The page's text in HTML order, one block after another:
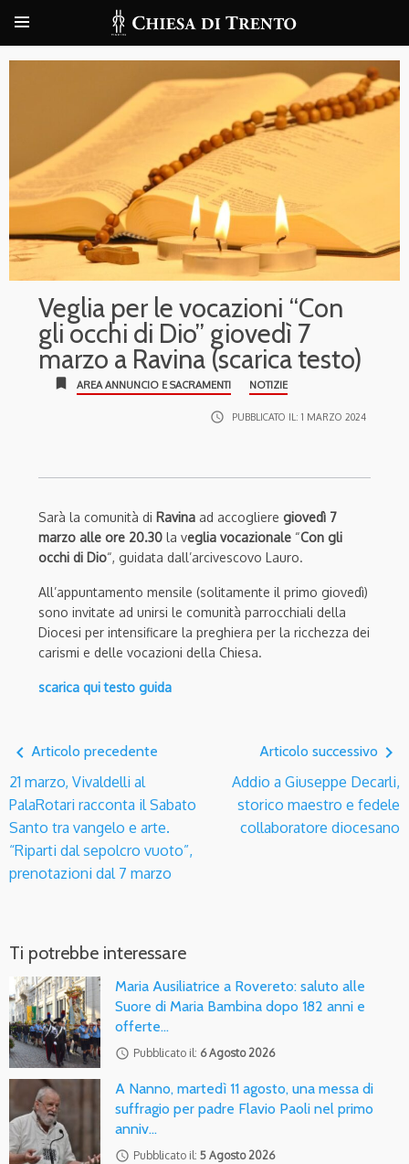
Veglia per le vocazioni “Con
gli occhi di Dio” giovedì 7
marzo a Ravina (scarica testo)
bookmark AREA ANNUNCIO E SACRAMENTI NOTIZIE
access_time PUBBLICATO IL: 1 MARZO 2024
Sarà la comunità di Ravina ad accogliere giovedì 7
marzo alle ore 20.30 la veglia vocazionale “Con gli
occhi di Dio“, guidata dall’arcivescovo Lauro.
All’appuntamento mensile (solitamente il primo giovedì)
sono invitate ad unirsi le comunità parrocchiali della
Diocesi per intensificare la preghiera per la ricchezza dei
carismi e delle vocazioni della Chiesa.
scarica qui testo guida
navigate_before Articolo precedente
21 marzo, Vivaldelli al
PalaRotari racconta il Sabato
Santo tra vangelo e arte.
“Riparti dal sepolcro vuoto”,
prenotazioni dal 7 marzo
Articolo successivo navigate_next
Addio a Giuseppe Decarli,
storico maestro e fedele
collaboratore diocesano
Ti potrebbe interessare
Maria Ausiliatrice a Rovereto: saluto alle
Suore di Maria Bambina dopo 182 anni e
offerte…
access_time Pubblicato il: 6 Agosto 2026
A Nanno, martedì 11 agosto, una messa di
suffragio per padre Flavio Paoli nel primo
anniv…
access_time Pubblicato il: 5 Agosto 2026